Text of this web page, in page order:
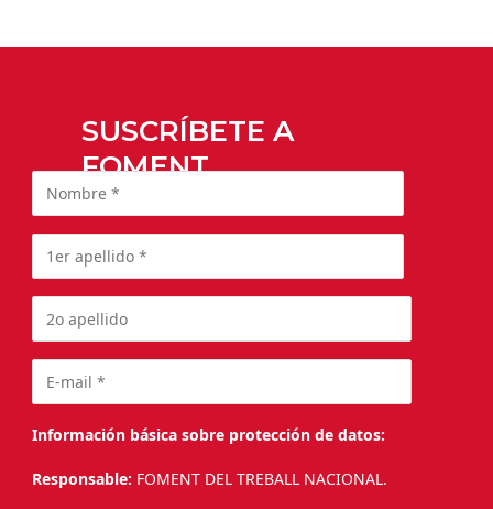
SUSCRÍBETE A
FOMENT
Información básica sobre protección de datos:
Responsable: FOMENT DEL TREBALL NACIONAL.